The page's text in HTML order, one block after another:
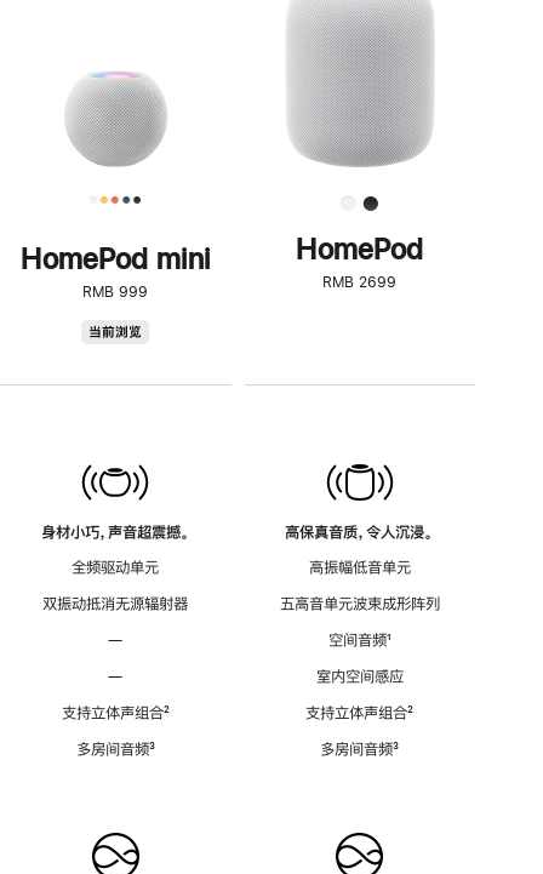
HomePod mini
RMB 999
当前浏览
身材小巧，声音超震撼。
全频驱动单元
双振动抵消无源辐射器
—
—
支持立体声组合脚
²
多房间音频脚
³
了
解
HomePod<
HomePod
RMB 2699
高保真音质，令人沉浸。
高振幅低音单元
五高音单元波束成形阵列
空间音频脚
¹
室内空间感应
支持立体声组合脚
²
多房间音频脚
³